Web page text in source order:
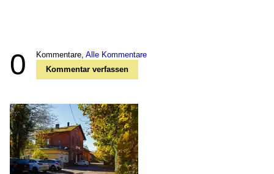
0 Kommentare, Alle Kommentare
Kommentar verfassen